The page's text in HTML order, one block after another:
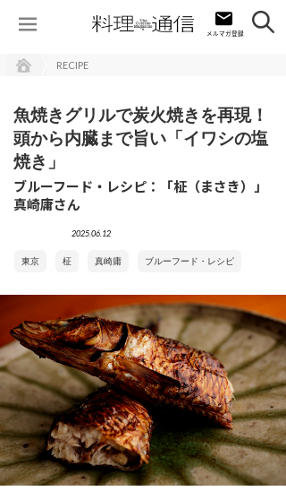
RECIPE
魚焼きグリルで炭火焼きを再現！
頭から内臓まで旨い「イワシの塩
焼き」
ブルーフード・レシピ：「柾（まさき）」
真崎庸さん
2025.06.12
東京 柾 真崎庸 ブルーフード・レシピ